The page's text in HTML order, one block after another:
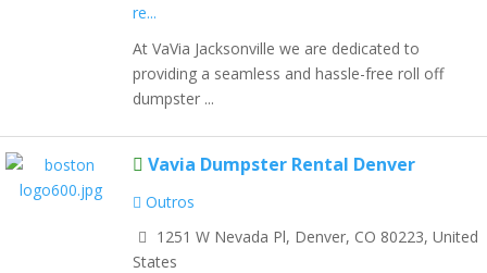
re...
At VaVia Jacksonville we are dedicated to
providing a seamless and hassle-free roll off
dumpster ...
Vavia Dumpster Rental Denver
Outros
1251 W Nevada Pl, Denver, CO 80223, United
States